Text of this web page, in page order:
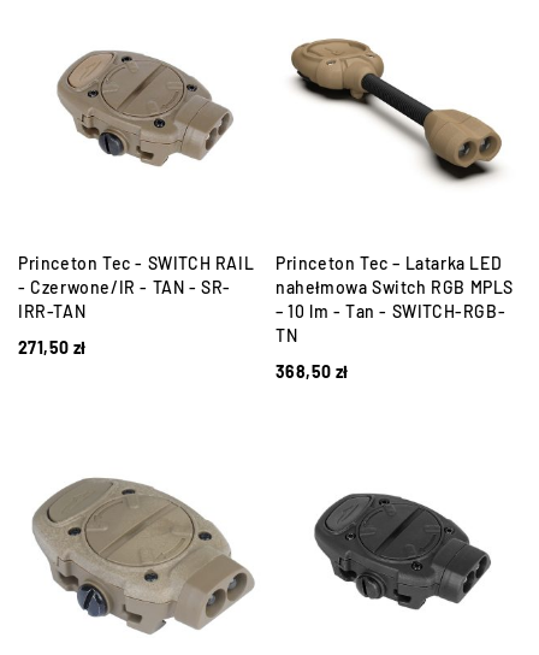
Princeton Tec - SWITCH RAIL
- Czerwone/IR - TAN - SR-
IRR-TAN
271,50 zł
Princeton Tec – Latarka LED
nahełmowa Switch RGB MPLS
– 10 lm - Tan - SWITCH-RGB-
TN
368,50 zł